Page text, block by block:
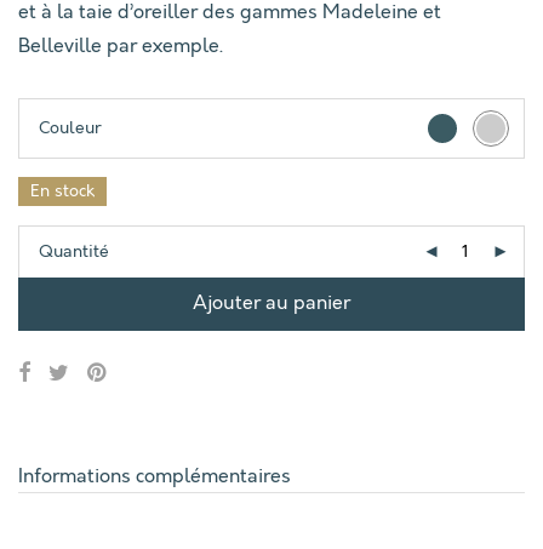
et à la taie d’oreiller des gammes Madeleine et
Belleville par exemple.
Couleur
En stock
Quantité
Ajouter au panier
Informations complémentaires